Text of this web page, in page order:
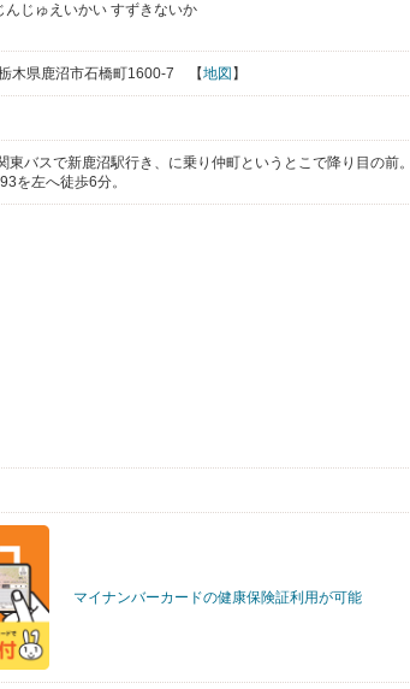
んじゅえいかい すずきないか
木県鹿沼市石橋町1600-7 【地図 】
東バスで新鹿沼駅行き、に乗り仲町というとこで降り目の前
を左へ徒歩6分。
マイナンバーカードの健康保険証利用が可能